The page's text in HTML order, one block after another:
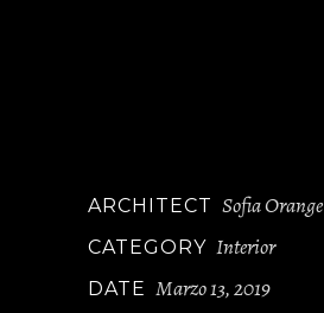
ARCHITECT Sofia Orange
CATEGORY Interior
DATE Marzo 13, 2019